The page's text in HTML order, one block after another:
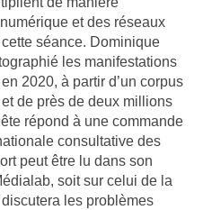
et des réseaux
séance. Dominique
les manifestations
2020, à partir d’un corpus
de près de deux millions
répond à une commande
consultative des
peut être lu dans son
soit sur celui de la
les problèmes